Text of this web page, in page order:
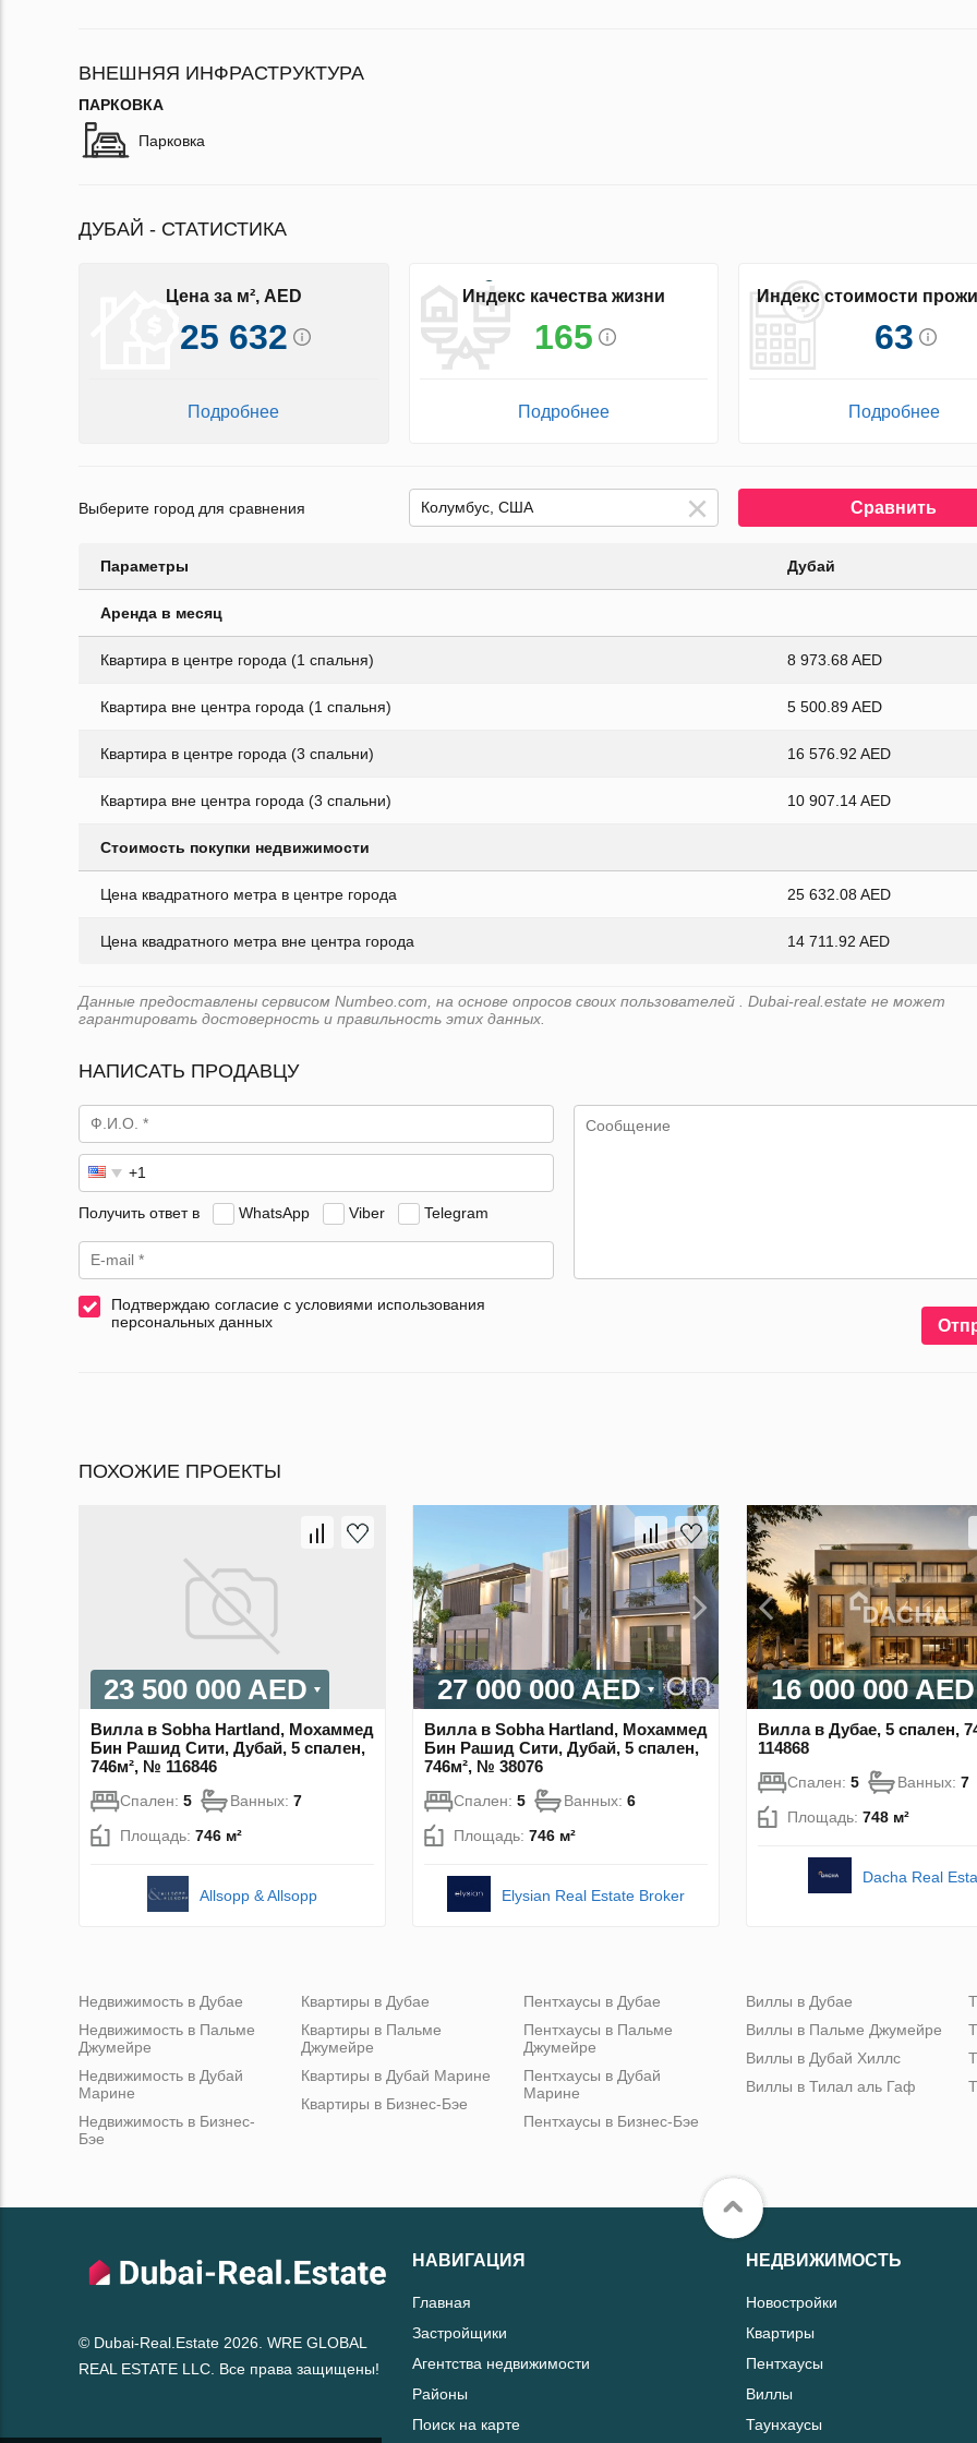
ВНЕШНЯЯ ИНФРАСТРУКТУРА
ПАРКОВКА
Парковка
ДУБАЙ - СТАТИСТИКА
Цена за м², AED
25 632
Подробнее
Индекс качества жизни
165
Подробнее
Индекс стоимости
63
Подробнее
Выберите город для сравнения Сравнить
Параметры Дубай
Аренда в месяц
Квартира в центре города (1 спальня) 8 973.68 AED
Квартира вне центра города (1 спальня) 5 500.89 AED
Квартира в центре города (3 спальни) 16 576.92 AED
Квартира вне центра города (3 спальни) 10 907.14 AED
Стоимость покупки недвижимости
Цена квадратного метра в центре города 25 632.08 AED
Цена квадратного метра вне центра города 14 711.92 AED
Данные предоставлены сервисом Numbeo.com, на основе опросов своих пользователей . Dubai-real.estate не может
гарантировать достоверность и правильность этих данных.
НАПИСАТЬ ПРОДАВЦУ
Получить ответ в WhatsApp Viber Telegram
Подтверждаю согласие с условиями использования
персональных данных
ПОХОЖИЕ ПРОЕКТЫ
23 500 000 AED
Вилла в Sobha Hartland, Мохаммед
Бин Рашид Сити, Дубай, 5 спален,
746м², № 116846
Спален: 5 Ванных: 7
Площадь: 746 м²
Allsopp & Allsopp
27 000 000 AED
Вилла в Sobha Hartland, Мохаммед
Бин Рашид Сити, Дубай, 5 спален,
746м², № 38076
Спален: 5 Ванных: 6
Площадь: 746 м²
Elysian Real Estate Broker
16 000 000 AED
Вилла в Дубае, 5 спален,
114868
Спален: 5 Ванных: 7
Площадь: 748 м²
Dacha Real
Недвижимость в Дубае
Недвижимость в Пальме
Джумейре
Недвижимость в Дубай
Марине
Недвижимость в Бизнес-
Бэе
Квартиры в Дубае
Квартиры в Пальме
Джумейре
Квартиры в Дубай Марине
Квартиры в Бизнес-Бэе
Пентхаусы в Дубае
Пентхаусы в Пальме
Джумейре
Пентхаусы в Дубай
Марине
Пентхаусы в Бизнес-Бэе
Виллы в Дубае
Виллы в Пальме Джумейре
Виллы в Дубай Хиллс
Виллы в Тилал аль Гаф
© Dubai-Real.Estate 2026. WRE GLOBAL
REAL ESTATE LLC. Все права защищены!
НАВИГАЦИЯ
Главная
Застройщики
Агентства недвижимости
Районы
Поиск на карте
НЕДВИЖИМОСТЬ
Новостройки
Квартиры
Пентхаусы
Виллы
Таунхаусы